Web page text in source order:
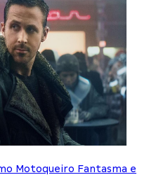
Motoqueiro Fantasma e